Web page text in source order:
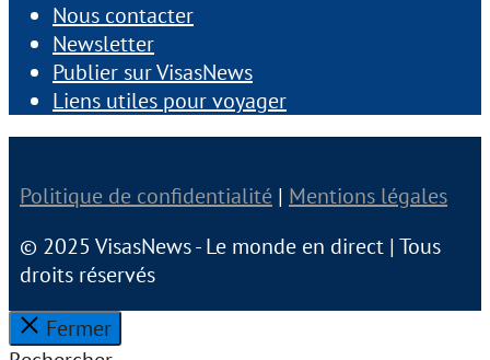
Nous contacter
Newsletter
Publier sur VisasNews
Liens utiles pour voyager
Politique de confidentialité | Mentions légales
© 2025 VisasNews - Le monde en direct | Tous
droits réservés
Fermer